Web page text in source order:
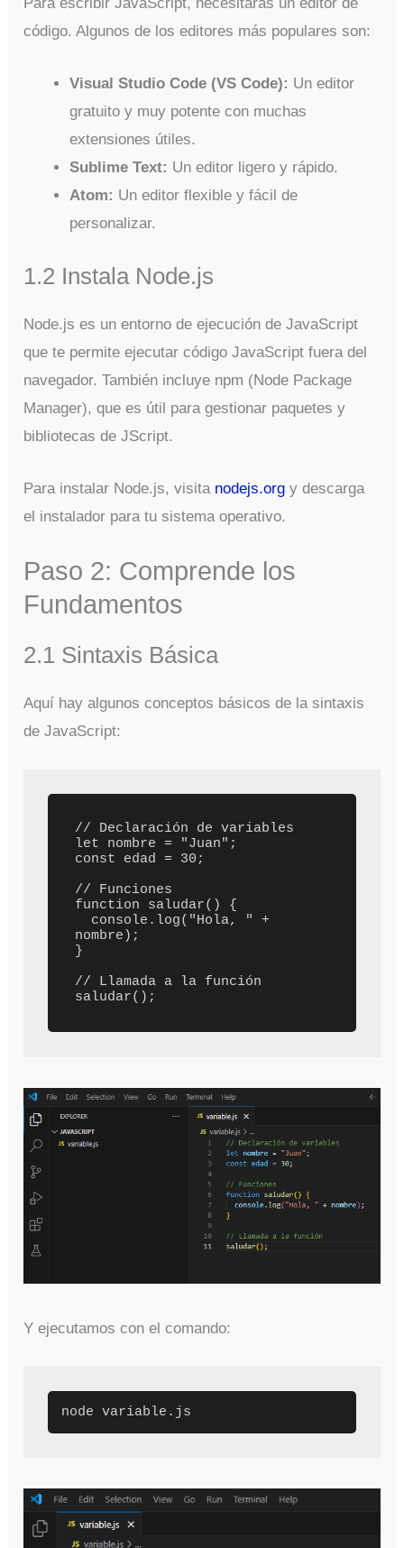
código. Algunos de los editores más populares son:
Visual Studio Code (VS Code): Un editor
gratuito y muy potente con muchas
extensiones útiles.
Sublime Text: Un editor ligero y rápido.
Atom: Un editor flexible y fácil de
personalizar.
1.2 Instala Node.js
Node.js es un entorno de ejecución de JavaScript
que te permite ejecutar código JavaScript fuera del
navegador. También incluye npm (Node Package
Manager), que es útil para gestionar paquetes y
bibliotecas de JScript.
Para instalar Node.js, visita nodejs.org y descarga
el instalador para tu sistema operativo.
Paso 2: Comprende los
Fundamentos
2.1 Sintaxis Básica
Aquí hay algunos conceptos básicos de la sintaxis
de JavaScript:
// Declaración de variables
let nombre = "Juan";
const edad = 30;
// Funciones
function saludar() {
nombre);
}
// Llamada a la función
Y ejecutamos con el comando:
node variable.js